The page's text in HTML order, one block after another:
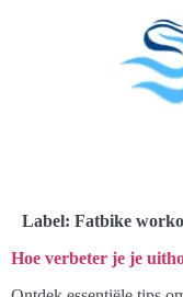
Label: Fatbike
Hoe verbeter je je